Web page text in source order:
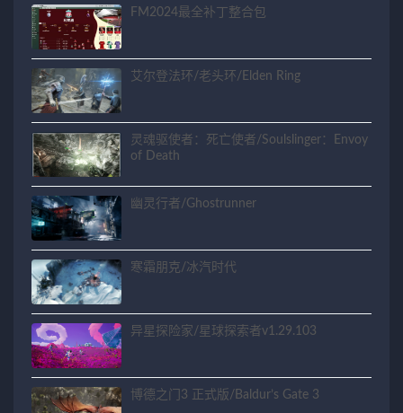
FM2024最全补丁整合包
艾尔登法环/老头环/Elden Ring
灵魂驱使者：死亡使者/Soulslinger：Envoy
of Death
幽灵行者/Ghostrunner
寒霜朋克/冰汽时代
异星探险家/星球探索者v1.29.103
博德之门3 正式版/Baldur’s Gate 3